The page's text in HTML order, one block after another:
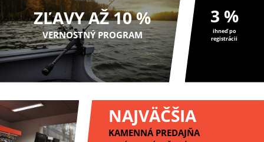
ZĽAVY AŽ 10 %
VERNOSTNÝ PROGRAM
3 %
ihneď po
registrácii
NAJVÄČŠIA
KAMENNÁ PREDAJŇA